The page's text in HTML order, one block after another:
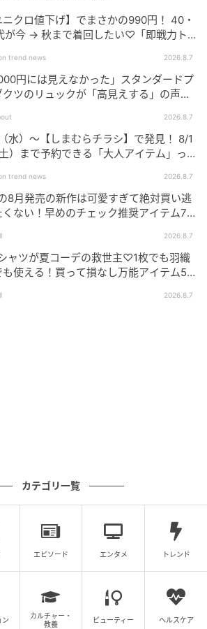
ニクロ値下げ】でまさかの990円！ 40・
が今 → 秋まで着回したい♡「即戦力ト
trend news 2026.8.7
円には見えなかった」スタンダードプ
クツのリュックが「高見えする」の声。
2026.8.7
水）〜【しまむらチラシ】で発見！ 8/1
）まで予約できる「大人アイテム」っ
trend news 2026.8.7
8月発売の新作は可愛すぎて絶対買い逃
くない！早めのチェック推奨アイテム7
2026.8.7
ャツが夏コーデの救世主♡1枚でも羽織
も使える！買って損なし万能アイテム5
2026.8.7
カテゴリ一覧
エピソード エンタメ トレンド
ン
カルチャー・
教養
ビューティー ヘルスケア